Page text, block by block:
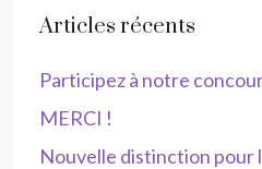
Articles récents
Participez à notre
MERCI !
Nouvelle distinction pour